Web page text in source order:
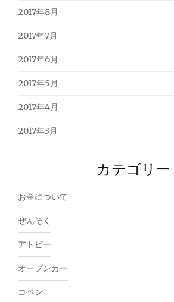
2017年8月
2017年7月
2017年6月
2017年5月
2017年4月
2017年3月
カテゴリー
お金について
ぜんそく
アトピー
オープンカー
コペン